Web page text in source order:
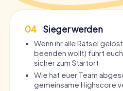
04 Sieger werden
Wenn ihr alle Rätsel
beenden wollt) führt
sicher zum Startort.
Wie hat euer Team
gemeinsame Highscore